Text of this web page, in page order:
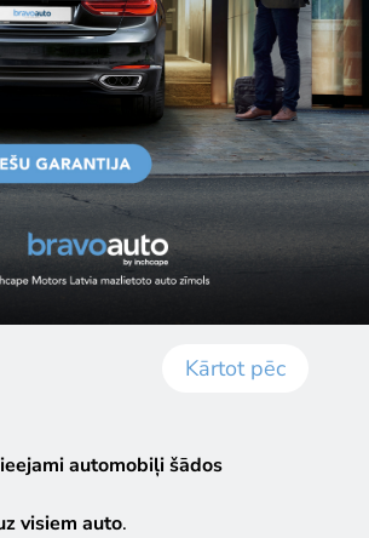
Kārtot pēc
automobiļi šādos
visiem auto.